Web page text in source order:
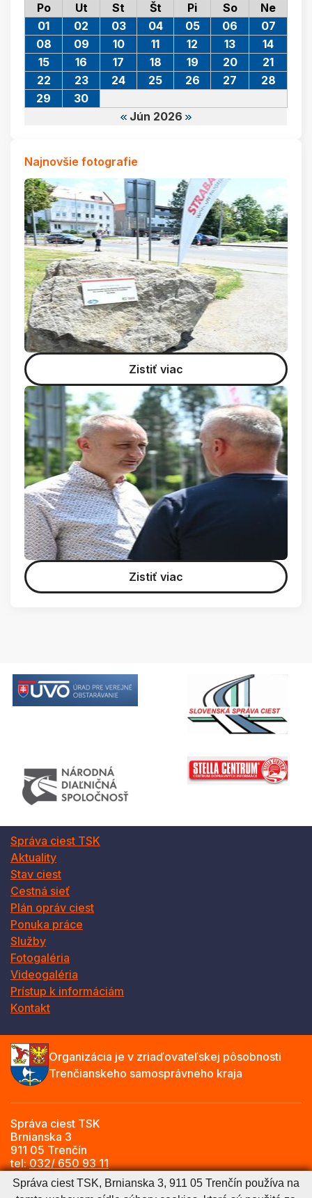
Po
Ut St Št Pi So Ne
Jún 2026
01 02 03 04 05 06
07
08
09 10 11 12 13
14
15
16 17 18 19 20
21
22
23 24 25 26 27
28
29
30
Najnovšie fotografie
Zistiť viac
Zistiť viac
Správa ciest TSK
Aktuality
Stav ciest
Cestná sieť
Plán opráv ciest
Ponuka práce
Služby
Fotogaléria
Videogaléria
Prístup k informáciám
Kontakt
Organizácia je v zriaďovateľskej pôsobnosti
Trenčianskeho samosprávneho kraja
Správa ciest TSK
Brnianska 3
911 05 Trenčín
tel:032/ 650 93 11
e-mail:
info@sctsk.sk
Správa ciest TSK, Brnianska 3, 911 05 Trenčín používa na